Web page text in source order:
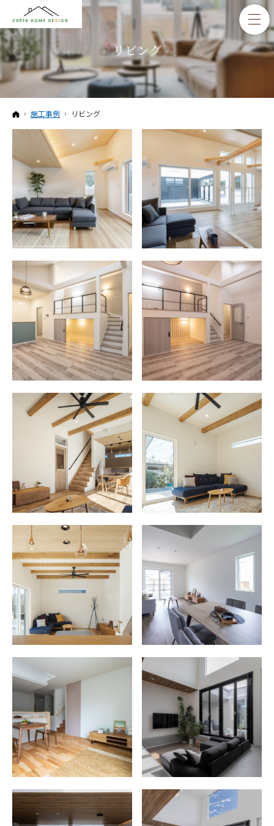
リビング
ホーム
施工事例 リビング